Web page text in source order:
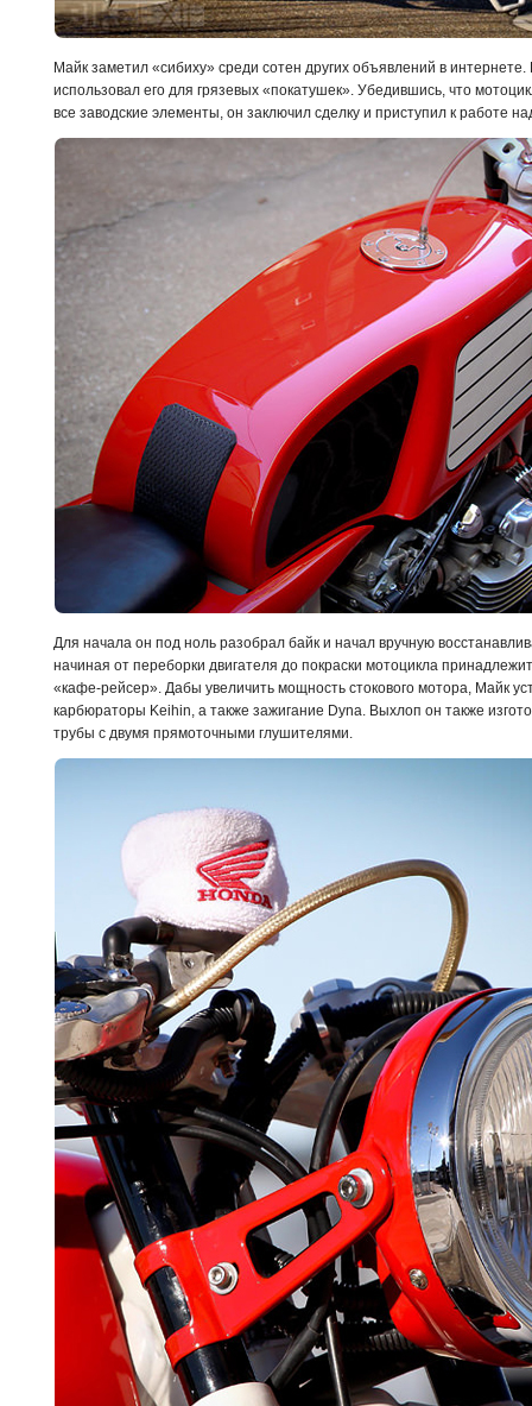
Майк заметил «сибиху» среди сотен других объявлений в
использовал его для грязевых «покатушек». Убедившись, что
все заводские элементы, он заключил сделку и приступил к работе
Для начала он под ноль разобрал байк и начал вручную
начиная от переборки двигателя до покраски мотоцикла
«кафе-рейсер». Дабы увеличить мощность стокового мотора, Майк
карбюраторы Keihin, а также зажигание Dyna. Выхлоп он также
трубы с двумя прямоточными глушителями.